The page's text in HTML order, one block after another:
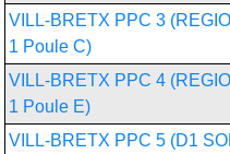
VILL-BRETX PPC 3
1 Poule C)
VILL-BRETX PPC 4
1 Poule E)
VILL-BRETX PPC 5 (D1